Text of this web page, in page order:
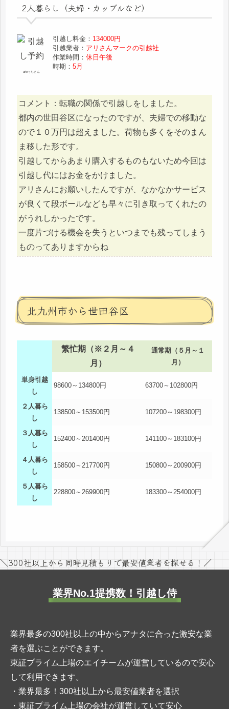
2人暮らし（夫婦・カップルなど）
arieっちさん
引越し料金： 134000円
引越業者： アリさんマークの引越社
作業時間：休日午後
時期：5月
コメント：転職の関係で引越しをしました。
都内の世田谷区になったのですが、夫婦での移動な
ので１０万円は超えました。荷物も多くをそのまん
ま移した形です。
引越してからあまり購入するものもないため今回は
引越し代にはお金をかけました。
アリさんにお願いしたんですが、なかなかサービス
が良くて段ボールなども早々に引き取ってくれたの
がうれしかったです。
一度片づける機会を失うといつまでも残ってしまう
ものってありますからね
北九州市から世田谷区
繁忙期（※２月～４
月）
通常期（５月～１
月）
単身引越
し
98600～134800円 63700～102800円
２人暮ら
し
138500～153500円 107200～198300円
３人暮ら
し
152400～201400円 141100～183100円
４人暮ら
し
158500～217700円 150800～200900円
５人暮ら
し
228800～269900円 183300～254000円
＼300社以上から同時見積もりで最安値業者を探せる！／
業界No.1提携数！引越し侍
業界最多の300社以上の中からアナタに合った激安な業
者を選ぶことができます。
東証プライム上場のエイチームが運営しているので安心
して利用できます。
・業界最多！300社以上から最安値業者を選択
・東証プライム上場の会社が運営していて安心